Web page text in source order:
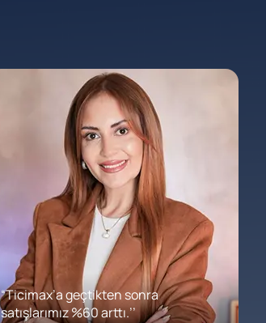
“Ticimax’a geçtikten sonra
satışlarımız %60 arttı.’’